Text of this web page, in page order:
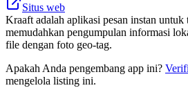
Situs web
Kraaft adalah aplikasi pesan instan untuk
memudahkan pengumpulan informasi
file dengan foto geo-tag.
Apakah Anda pengembang app ini?
mengelola listing ini.